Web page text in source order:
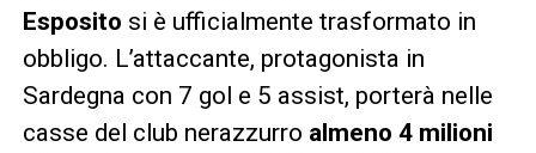
Esposito si è ufficialmente trasformato in
obbligo. L’attaccante, protagonista in
Sardegna con 7 gol e 5 assist, porterà nelle
casse del club nerazzurro almeno 4 milioni